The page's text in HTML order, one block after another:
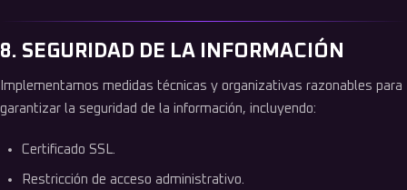
8. SEGURIDAD DE LA INFORMACIÓN
Implementamos medidas técnicas y organizativas razonables para
garantizar la seguridad de la información, incluyendo:
Certificado SSL.
Restricción de acceso administrativo.